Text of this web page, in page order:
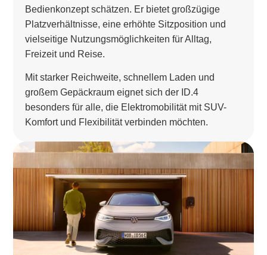
Bedienkonzept schätzen. Er bietet großzügige
Platzverhältnisse, eine erhöhte Sitzposition und
vielseitige Nutzungsmöglichkeiten für Alltag,
Freizeit und Reise.
Mit starker Reichweite, schnellem Laden und
großem Gepäckraum eignet sich der ID.4
besonders für alle, die Elektromobilität mit SUV-
Komfort und Flexibilität verbinden möchten.